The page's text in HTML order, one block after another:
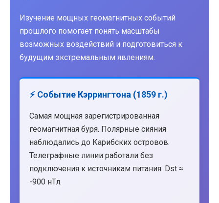
Изучение мощных геомагнитных событий
прошлого помогает понять масштабы
возможных воздействий и подготовиться к
будущим экстремальным явлениям.
⚡ Событие Кэррингтона (1859 г.)
Самая мощная зарегистрированная
геомагнитная буря. Полярные сияния
наблюдались до Карибских островов.
Телеграфные линии работали без
подключения к источникам питания. Dst ≈
-900 нТл.